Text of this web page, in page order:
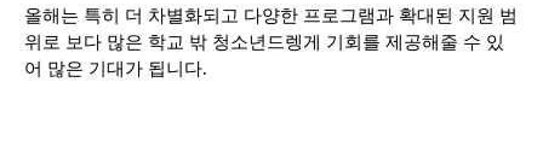
올해는 특히 더 차별화되고 다양한 프로그램과 확대된 지원 범
위로 보다 많은 학교 밖 청소년드렝게 기회를 제공해줄 수 있
어 많은 기대가 됩니다.